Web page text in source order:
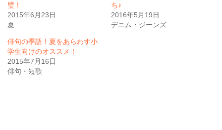
璧！
2015年6月23日
夏
ち♪
2016年5月19日
デニム・ジーンズ
俳句の季語！夏をあらわす小
学生向けのオススメ！
2015年7月16日
俳句・短歌